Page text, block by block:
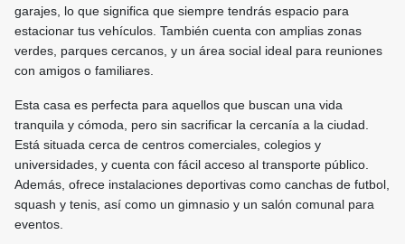
garajes, lo que significa que siempre tendrás espacio para
estacionar tus vehículos. También cuenta con amplias zonas
verdes, parques cercanos, y un área social ideal para reuniones
con amigos o familiares.
Esta casa es perfecta para aquellos que buscan una vida
tranquila y cómoda, pero sin sacrificar la cercanía a la ciudad.
Está situada cerca de centros comerciales, colegios y
universidades, y cuenta con fácil acceso al transporte público.
Además, ofrece instalaciones deportivas como canchas de futbol,
squash y tenis, así como un gimnasio y un salón comunal para
eventos.